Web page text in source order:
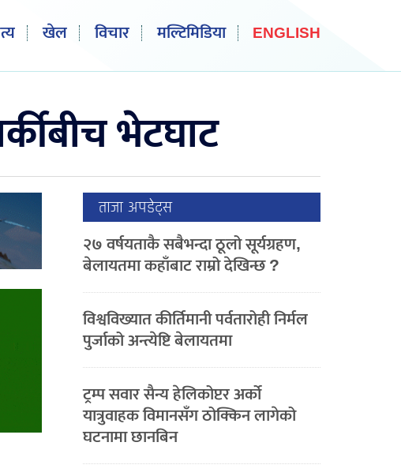
खेल विचार मल्टिमिडिया ENGLISH
भेटघाट
ताजा अपडेट्स
२७ वर्षयताकै सबैभन्दा ठूलो सूर्यग्रहण,
बेलायतमा कहाँबाट राम्रो देखिन्छ ?
विश्वविख्यात कीर्तिमानी पर्वतारोही निर्मल
पुर्जाको अन्त्येष्टि बेलायतमा
ट्रम्प सवार सैन्य हेलिकोप्टर अर्को
यात्रुवाहक विमानसँग ठोक्किन लागेको
घटनामा छानबिन